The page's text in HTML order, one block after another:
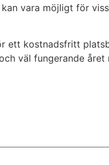
vara möjligt för
ett kostnadsfritt
väl fungerande året